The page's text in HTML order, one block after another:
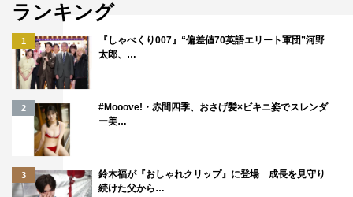
ランキング
1
『しゃべくり007』“偏差値70英語エリート軍団”河野
太郎、…
2
#Mooove!・赤間四季、おさげ髪×ビキニ姿でスレンダ
ー美…
3
鈴木福が『おしゃれクリップ』に登場 成長を見守り
続けた父から…